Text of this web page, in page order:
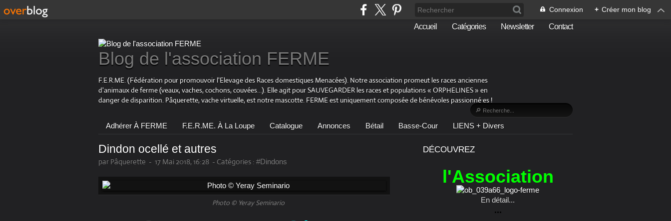
Connexion + Créer mon blog
Accueil Catégories Newsletter Contact
Blog de l'association FERME
F.E.R.ME. (Fédération pour promouvoir l'Elevage des Races domestiques Menacées). Notre association promeut les races anciennes
d'animaux de ferme (veaux, vaches, cochons, couvées…). Elle agit pour SAUVEGARDER les races et populations « ORPHELINES » en
danger de disparition. Pâquerette, vache virtuelle, est notre mascotte. FERME est uniquement composée de bénévoles passionné·es !
Adhérer À FERME F.E.R.ME. À La Loupe Catalogue Annonces Bétail Basse-Cour LIENS + Divers
Dindon ocellé et autres
par Pâquerette - 17 Mai 2018, 16:28 - Catégories : #Dindons
Photo © Yeray Seminario
DÉCOUVREZ
l'Association
En détail...
...